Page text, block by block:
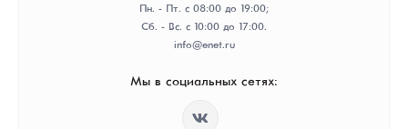
Пн. - Пт. с 08:00 до 19:00;
Сб. - Вс. с 10:00 до 17:00.
info@enet.ru
Мы в социальных сетях: